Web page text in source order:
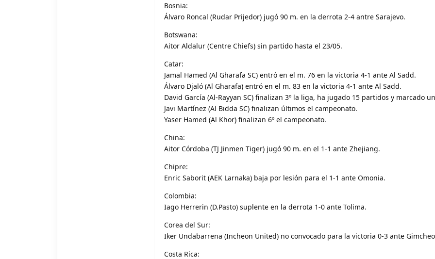
Bosnia:
Álvaro Roncal (Rudar Prijedor) jugó 90 m. en la derrota 2-4 antre Sarajevo.
Botswana:
Aitor Aldalur (Centre Chiefs) sin partido hasta el 23/05.
Catar:
Jamal Hamed (Al Gharafa SC) entró en el m. 76 en la victoria 4-1 ante Al Sadd.
Álvaro Djaló (Al Gharafa) entró en el m. 83 en la victoria 4-1 ante Al Sadd.
David García (Al-Rayyan SC) finalizan 3º la liga, ha jugado 15 partidos y marcado
Javi Martínez (Al Bidda SC) finalizan últimos el campeonato.
Yaser Hamed (Al Khor) finalizan 6º el campeonato.
China:
Aitor Córdoba (TJ Jinmen Tiger) jugó 90 m. en el 1-1 ante Zhejiang.
Chipre:
Enric Saborit (AEK Larnaka) baja por lesión para el 1-1 ante Omonia.
Colombia:
Iago Herrerin (D.Pasto) suplente en la derrota 1-0 ante Tolima.
Corea del Sur:
Iker Undabarrena (Incheon United) no convocado para la victoria 0-3 ante
Costa Rica: